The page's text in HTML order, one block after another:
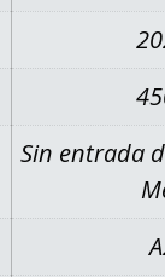
Sin entrada